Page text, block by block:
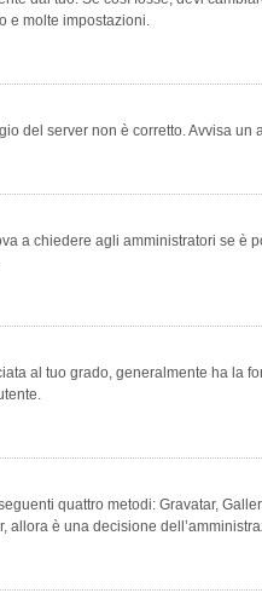
e molte impostazioni.
del server non è corretto. Avvisa
a chiedere agli amministratori se
al tuo grado, generalmente ha la
quattro metodi: Gravatar,
è una decisione